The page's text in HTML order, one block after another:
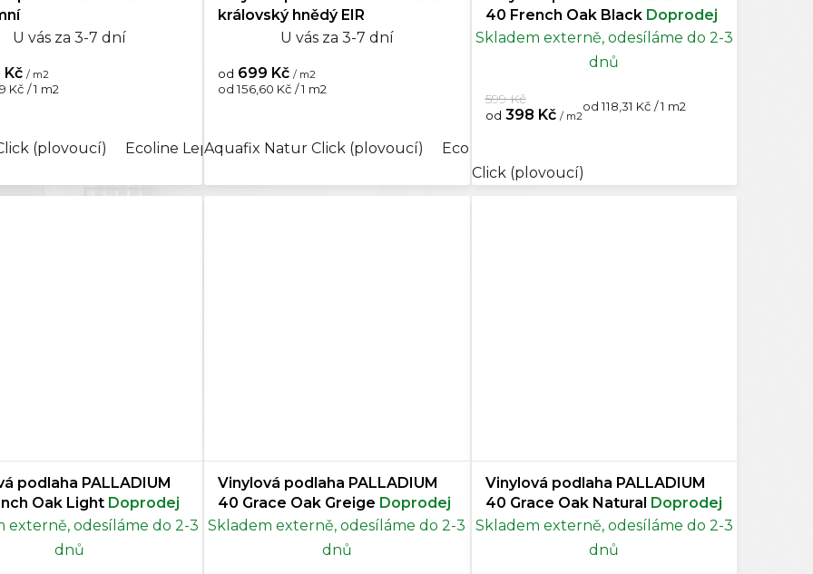
Click (plovoucí)
U vás za 3-7 dní
Kč / m2
Kč / 1 m2
(plovoucí) Ecoline Lepený Aquaplus Click (plovoucí)
královský hnědý EIR
U vás za 3-7 dní
od 699 Kč / m2
Měrná
od 156,60 Kč / 1 m2
Aquafix Natur Click (plovoucí) Ecoline Click (plovoucí)
40 French Oak Black Doprodej
Skladem externě, odesíláme do 2-3
dnů
od 398 Kč / m2
599 Kč
Měrná
cena:
od 118,31 Kč / 1 m2
Click (plovoucí)
podlaha PALLADIUM
Oak Light Doprodej
externě, odesíláme do 2-3
dnů
Vinylová podlaha PALLADIUM
40 Grace Oak Greige Doprodej
Skladem externě, odesíláme do 2-3
dnů
Vinylová podlaha PALLADIUM
40 Grace Oak Natural
Doprodej
Skladem externě, odesíláme do 2-3
dnů